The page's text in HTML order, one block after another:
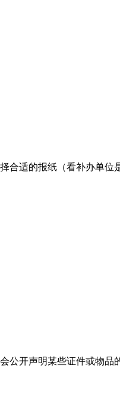
合适的报纸（看补办单位
公开声明某些证件或物